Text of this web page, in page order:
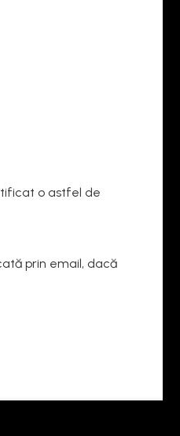
o astfel de
prin email, dacă